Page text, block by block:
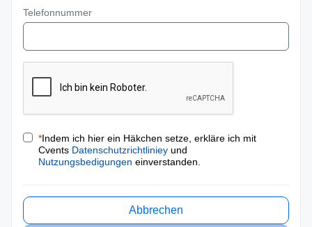
Telefonnummer
*Indem ich hier ein Häkchen setze, erkläre ich mit
Cvents Datenschutzrichtliniey und
Nutzungsbedigungen einverstanden.
Abbrechen